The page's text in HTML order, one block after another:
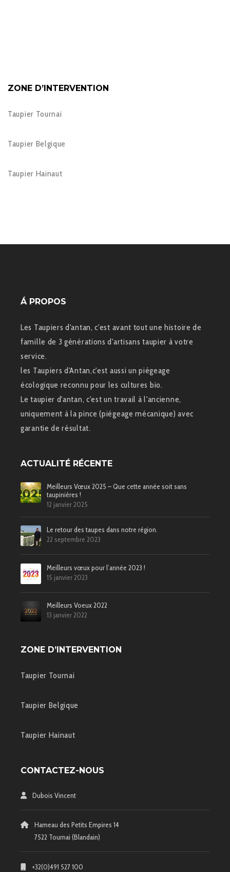
ZONE D’INTERVENTION
Taupier Tournai
Taupier Belgique
Taupier Hainaut
Á PROPOS
Les Taupiers d'antan, c'est avant tout une histoire de
famille de 3 générations d'artisans taupier à votre
service.
les Taupiers d'Antan,c'est aussi un piégeage
écologique reconnu pour les cultures bio.
Le taupier d'antan, c'est un travail à l'ancienne,
uniquement à la pince (piégeage mécanique) avec
garantie de résultat.
ACTUALITÉ RÉCENTE
Meilleurs Vœux 2025 – Que cette année soit sans
taupinières !
12 janvier 2025
Le retour des taupes dans notre région.
22 septembre 2023
Meilleurs vœux pour l’année 2023 !
15 janvier 2023
Meilleurs Voeux 2022
13 janvier 2022
ZONE D’INTERVENTION
Taupier Tournai
Taupier Belgique
Taupier Hainaut
CONTACTEZ-NOUS
Dubois Vincent
Hameau des Petits Empires 14
7522 Tournai (Blandain)
+32(0)491 527 100